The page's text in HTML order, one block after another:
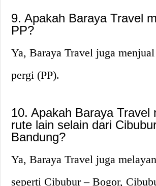
9. Apakah Baraya Travel
PP?
Ya, Baraya Travel juga
pergi (PP).
10. Apakah Baraya Travel
rute lain selain dari
Bandung?
Ya, Baraya Travel juga
seperti Cibubur – Bogor,